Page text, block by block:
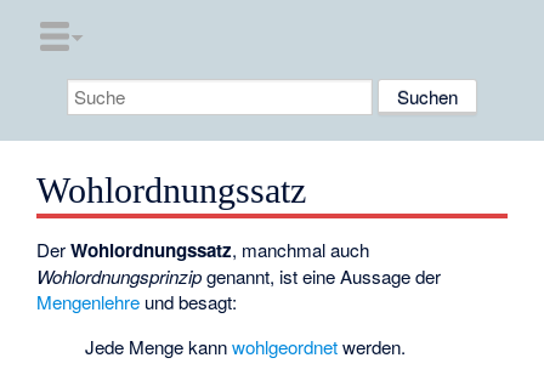
Wohlordnungssatz
DerWohlordnungssatz, manchmal auch
Wohlordnungsprinzipgenannt, ist eine Aussage der
Mengenlehre und besagt:
Jede Menge kannwohlgeordnetwerden.